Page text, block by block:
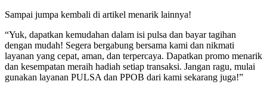
Sampai jumpa kembali di artikel menarik lainnya!
“Yuk, dapatkan kemudahan dalam isi pulsa dan bayar tagihan
dengan mudah! Segera bergabung bersama kami dan nikmati
layanan yang cepat, aman, dan terpercaya. Dapatkan promo menarik
dan kesempatan meraih hadiah setiap transaksi. Jangan ragu, mulai
gunakan layanan PULSA dan PPOB dari kami sekarang juga!”